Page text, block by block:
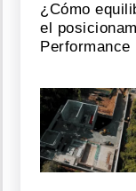
¿Cómo
el
Performance